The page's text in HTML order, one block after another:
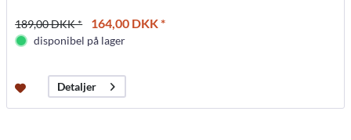
189,00 DKK * 164,00 DKK *
disponibel på lager
Detaljer